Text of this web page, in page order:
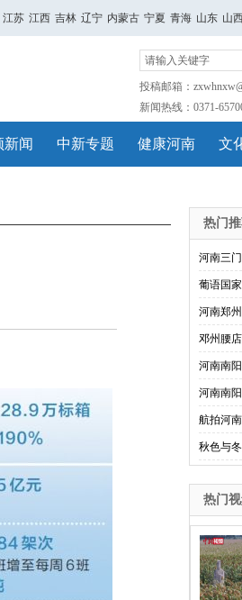
江苏 江西 吉林 辽宁 内蒙古 宁夏 青海 山东 山
投稿邮箱：
新闻热线：0371-
新闻 中新专题 健康河南 文
热门
河南三
葡语国
河南郑
邓州腰
河南南
河南南
航拍河
秋色与
热门